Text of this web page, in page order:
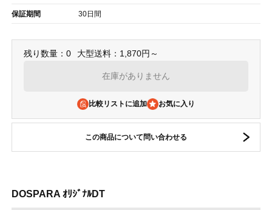
保証期間 30日間
残り数量：0 大型送料：1,870円～
在庫がありません
比較リストに追加
この商品について問い合わせる
DOSPARA ｵﾘｼﾞﾅﾙDT